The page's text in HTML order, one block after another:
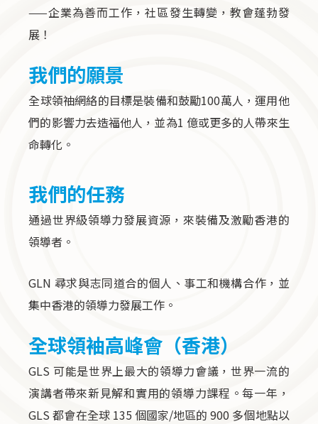
——企業為善而工作，社區發生轉變，教會蓬勃發
展！
我們的願景
全球領䄂網絡的目標是裝備和鼓勵100萬人，運用他
們的影響力去造福他人，並為1 億或更多的人帶來生
命轉化。
我們的任務
通過世界級領導力發展資源，來裝備及激勵香港的
領導者。
GLN 尋求與志同道合的個人、事工和機構合作，並
集中香港的領導力發展工作。
全球領袖高峰會（香港）
GLS 可能是世界上最大的領導力會議，世界一流的
演講者帶來新見解和實用的領導力課程。每一年，
GLS 都會在全球 135 個國家/地區的 900 多個地點以